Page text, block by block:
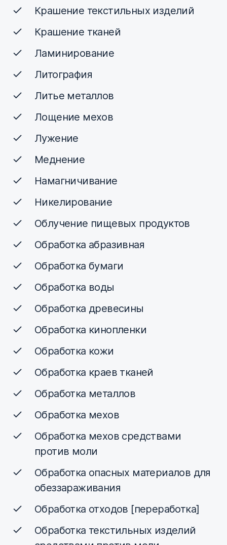
Крашение текстильных изделий
Крашение тканей
Ламинирование
Литография
Литье металлов
Лощение мехов
Лужение
Меднение
Намагничивание
Никелирование
Облучение пищевых продуктов
Обработка абразивная
Обработка бумаги
Обработка воды
Обработка древесины
Обработка кинопленки
Обработка кожи
Обработка краев тканей
Обработка металлов
Обработка мехов
Обработка мехов средствами
против моли
Обработка опасных материалов для
обеззараживания
Обработка отходов [переработка]
Обработка текстильных изделий